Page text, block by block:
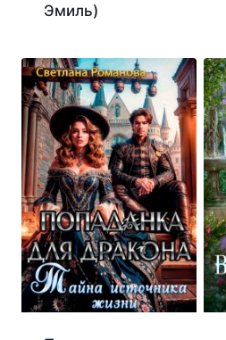
Эмиль)